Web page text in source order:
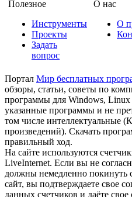
Полезное
Инструменты
Проекты
Задать
вопрос
О нас
О
Портал Мир бесплатных
обзоры, статьи, советы по
программы для Windows,
указанные программы и не
том числе интеллектуальные
произведений). Скачать
правильный ход.
На сайте используются
LiveInternet. Если вы не
должны немедленно покинуть
сайт, вы подтверждаете свое
данных счетчиков и даёте